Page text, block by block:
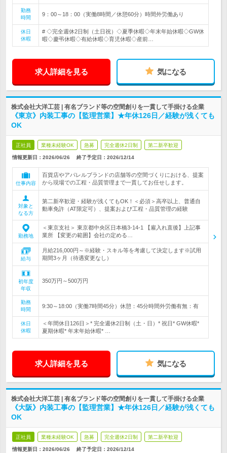
勤務
時間
9：00～18：00（実働8時間／休憩60分）時間外労働あり
休日
休暇
# ◇完全週休2日制（土日祝）◇夏季休暇◇年末年始休暇◇GW休
暇◇慶弔休暇◇有給休暇◇育児休暇◇産前…
求人詳細を見る 気になる
株式会社大洋工芸 | 有名ブランド等の空間創りを一貫して手掛ける企業
《東京》内装工事の【監理営業】★年休126日／経験が浅くても
OK
正社員 業種未経験OK 急募 完全週休2日制 第二新卒歓迎
情報更新日：2026/06/26 終了予定日： 2026/12/14
仕事内容
百貨店やアパレルブランドの店舗等の空間づくりにおける、提案
から現場での工程・品質管理まで一貫してお任せします。
対象と
なる方
第二新卒歓迎・経験が浅くてもOK！＜必須＞高卒以上、普通自
動車免許（AT限定可）、提案および工程・品質管理の経験
勤務地
＜東京支社＞ 東京都中央区日本橋3-14-1 【雇入れ直後】上記事
業所 【変更の範囲】会社の定める…
給与
月給216,000円～※経験・スキル等を考慮して決定します※試用
期間3ヶ月（待遇変更なし）
初年度
年収
350万円～500万円
勤務
時間
9:30～18:00（実働7時間45分）休憩：45分時間外労働有無：有
休日
休暇
＜年間休日126日＞* 完全週休2日制（土・日）* 祝日* GW休暇*
夏期休暇* 年末年始休暇* …
求人詳細を見る 気になる
株式会社大洋工芸 | 有名ブランド等の空間創りを一貫して手掛ける企業
《大阪》内装工事の【監理営業】★年休126日／経験が浅くても
OK
正社員 業種未経験OK 急募 完全週休2日制 第二新卒歓迎
情報更新日：2026/06/26 終了予定日： 2026/12/14